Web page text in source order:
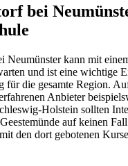
bei
kann mit
und ist eine wichtige
für die gesamte Region.
Anbieter
Holstein sollten
auf keinen
den dort gebotenen